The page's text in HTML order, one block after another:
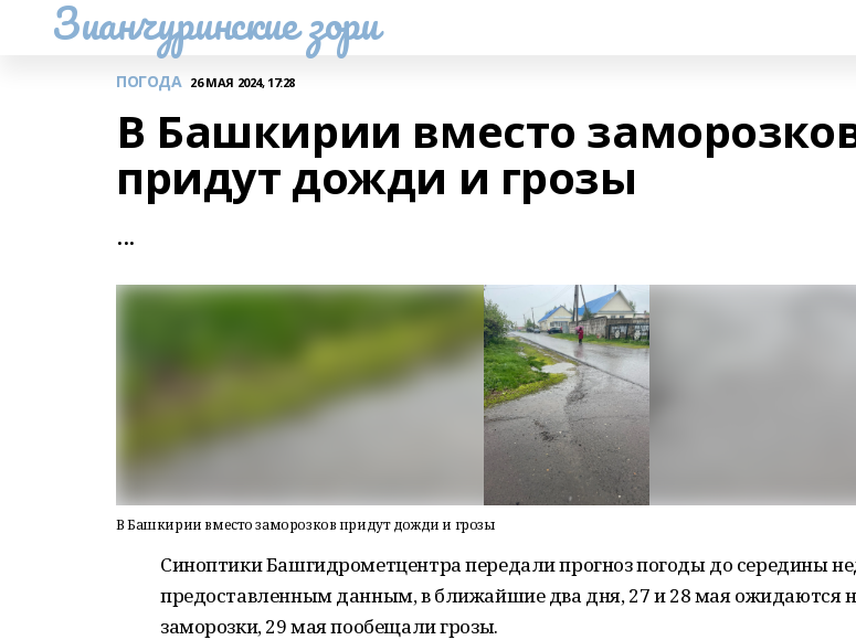
Зианчуринские зори
ПОГОДА 26 МАЯ 2024, 17:28
В Башкирии вместо
придут дожди и грозы
...
В Башкирии вместо заморозков придут дожди и грозы
Синоптики Башгидрометцентра передали прогноз погоды до середины
предоставленным данным, в ближайшие два дня, 27 и 28 мая ожидаются
заморозки, 29 мая пообещали грозы.